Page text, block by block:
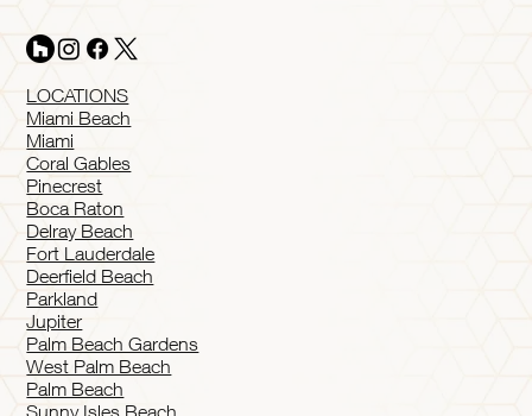
LOCATIONS
Miami Beach
Miami
Coral Gables
Pinecrest
Boca Raton
Delray Beach
Fort Lauderdale
Deerfield Beach
Parkland
Jupiter
Palm Beach Gardens
West Palm Beach
Palm Beach
Sunny Isles Beach